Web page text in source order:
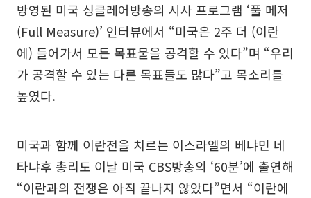
방영된 미국 싱클레어방송의 시사 프로그램 ‘풀 메저
(Full Measure)’ 인터뷰에서 “미국은 2주 더 (이란
에) 들어가서 모든 목표물을 공격할 수 있다”며 “우리
가 공격할 수 있는 다른 목표들도 많다”고 목소리를
높였다.
미국과 함께 이란전을 치르는 이스라엘의 베냐민 네
타냐후 총리도 이날 미국 CBS방송의 ‘60분’에 출연해
“이란과의 전쟁은 아직 끝나지 않았다”면서 “이란에